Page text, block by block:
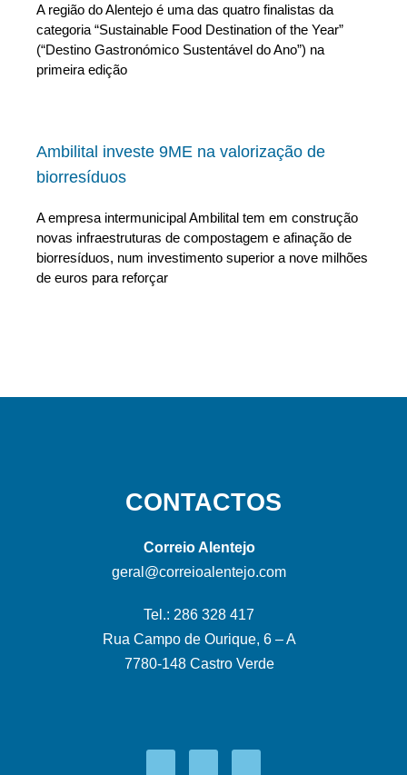
A região do Alentejo é uma das quatro finalistas da
categoria “Sustainable Food Destination of the Year”
(“Destino Gastronómico Sustentável do Ano”) na
primeira edição
Ambilital investe 9ME na valorização de
biorresíduos
A empresa intermunicipal Ambilital tem em construção
novas infraestruturas de compostagem e afinação de
biorresíduos, num investimento superior a nove milhões
de euros para reforçar
CONTACTOS
Correio Alentejo
geral@correioalentejo.com
Tel.: 286 328 417
Rua Campo de Ourique, 6 – A
7780-148 Castro Verde